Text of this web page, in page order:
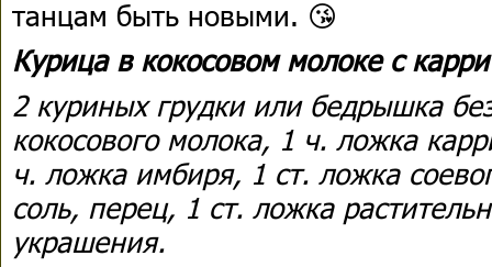
танцам быть новыми. 😘
Курица в кокосовом молоке с карри
2 куриных грудки или бедрышка
кокосового молока, 1 ч. ложка
ч. ложка имбиря, 1 ст. ложка
соль, перец, 1 ст. ложка
украшения.